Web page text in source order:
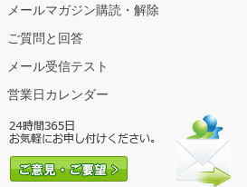
メールマガジン購読・解除
ご質問と回答
メール受信テスト
営業日カレンダー